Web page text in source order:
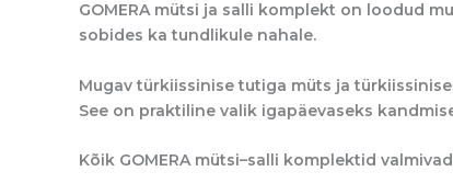
GOMERA mütsi ja salli komplekt on loodud
sobides ka tundlikule nahale.
Mugav türkiissinise tutiga müts ja
See on praktiline valik igapäevaseks
Kõik GOMERA mütsi–salli komplektid